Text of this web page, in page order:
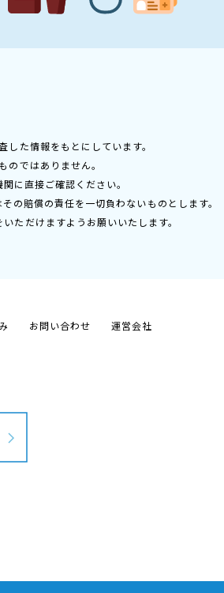
た情報をもとにしています。
ではありません。
に直接ご確認ください。
の賠償の責任を一切負わないものとします。
ただけますようお願いいたします。
お問い合わせ 運営会社